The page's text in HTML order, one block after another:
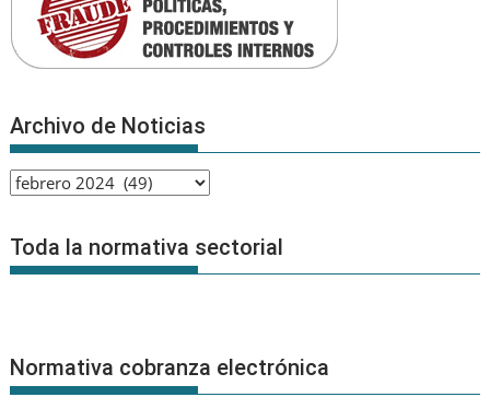
Archivo de Noticias
Archivo
Noticias
Toda la normativa sectorial
Normativa cobranza electrónica